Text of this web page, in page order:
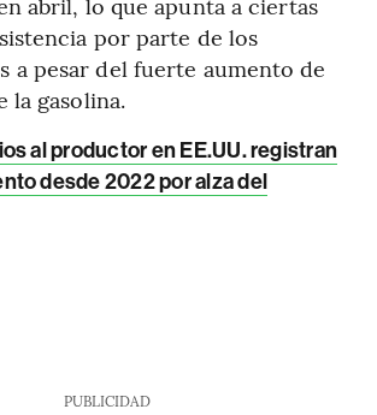
por parte de los
a pesar del fuerte aumento de
la gasolina.
al productor en EE.UU. registran
desde 2022 por alza del
PUBLICIDAD